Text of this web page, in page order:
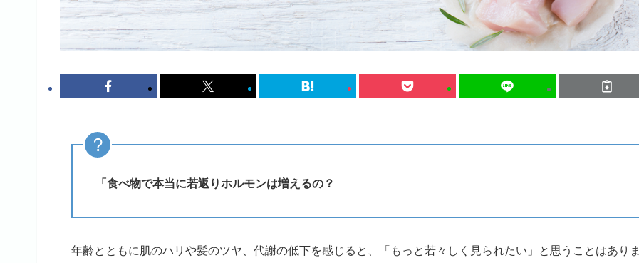
「食べ物で本当に若返りホルモンは増えるの？
年齢とともに肌のハリや髪のツヤ、代謝の低下を感じると、「もっと若々しく見られたい」と思うことはありま